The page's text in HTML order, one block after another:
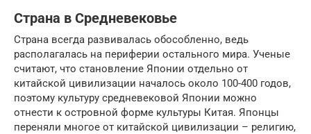
Страна в Средневековье
Страна всегда развивалась обособленно, ведь
располагалась на периферии остального мира. Ученые
считают, что становление Японии отдельно от
китайской цивилизации началось около 100-400 годов,
поэтому культуру средневековой Японии можно
отнести к островной форме культуры Китая. Японцы
переняли многое от китайской цивилизации – религию,